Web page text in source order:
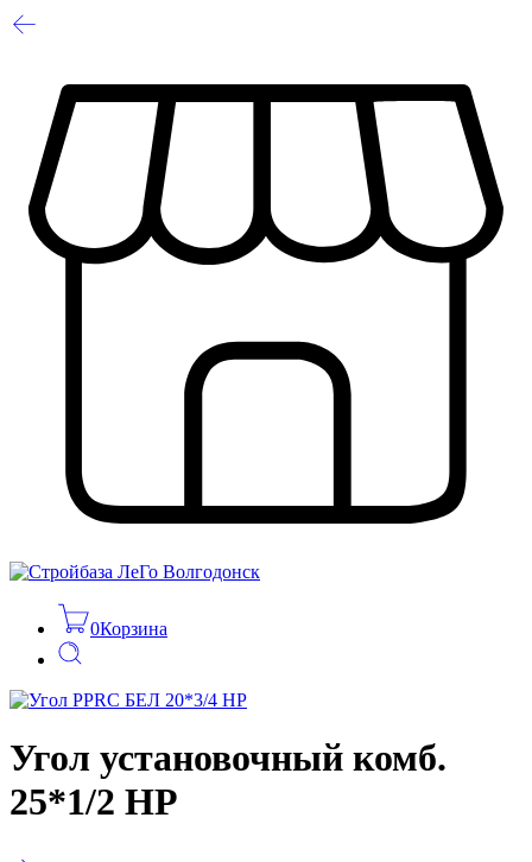
0Корзина
Угол установочный комб.
25*1/2 НР